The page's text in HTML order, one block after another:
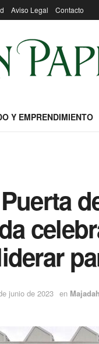
Aviso Legal Contacto
Y EMPRENDIMIENTO
junio de 2023 en